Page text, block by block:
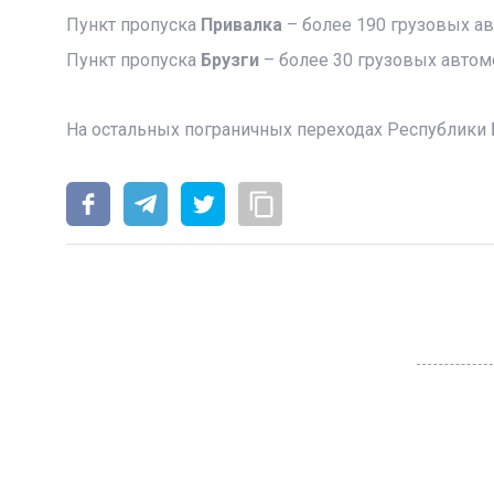
Пункт пропускаПривалка – более 190 грузовых
Пункт пропускаБрузги– более 30 грузовых
На остальных пограничных переходах Республики